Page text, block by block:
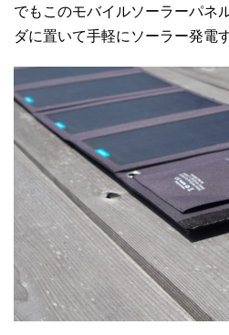
でもこのモバイルソーラーパネ
ダに置いて手軽にソーラー発電